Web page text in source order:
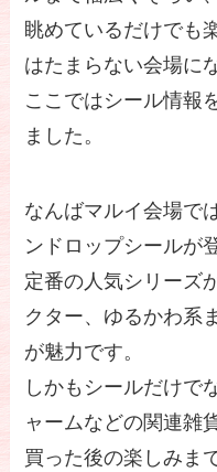
眺めているだけでも
はたまらない会場に
ここではシール情報
ました。
なんばマルイ会場で
ンドロップシールが
定番の人気シリーズ
クター、ゆるかわ系
が魅力です。
しかもシールだけで
ャームなどの関連雑
買った後の楽しみま